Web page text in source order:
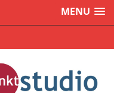
MENU